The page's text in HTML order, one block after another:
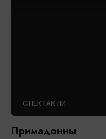
СПЕКТАКЛИ
Примадонны